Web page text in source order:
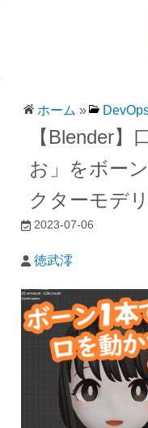
ホーム »
【Blender】
お」をボー
クターモデリ
2023-07-06
徳武澪